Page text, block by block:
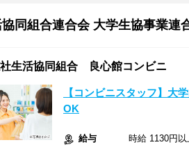
同組合連合会 大学生協事業連
社生活協同組合 良心館コンビニ
【コンビニスタッフ】
OK
給与
時給 1130円以